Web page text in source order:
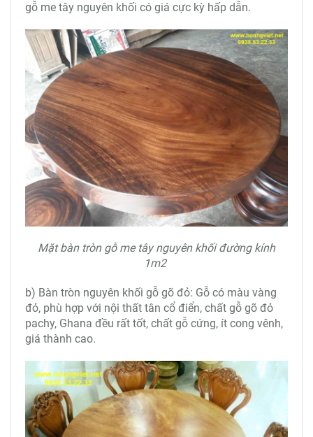
gỗ me tây nguyên khối có giá cực kỳ hấp dẫn.
Mặt bàn tròn gỗ me tây nguyên khối đường kính
1m2
b) Bàn tròn nguyên khối gỗ gõ đỏ: Gỗ có màu vàng
đỏ, phù hợp với nội thất tân cổ điển, chất gỗ gõ đỏ
pachy, Ghana đều rất tốt, chất gỗ cứng, ít cong vênh,
giá thành cao.